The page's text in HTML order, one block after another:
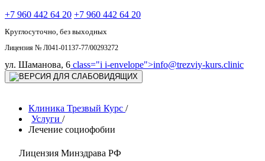
+7 960 442 64 20 +7 960 442 64 20
Круглосуточно, без выходных
Лицензия № Л041-01137-77/00293272
ул. Шаманова, 6 class="i i-envelope">info@trezviy-kurs.clinic
Клиника Трезвый Курс /
Услуги /
Лечение социофобии
Лицензия Минздрава РФ